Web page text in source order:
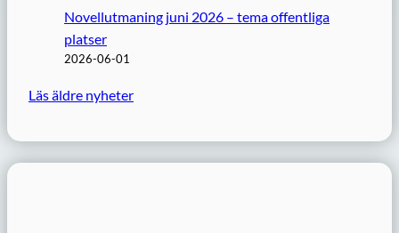
Novellutmaning juni 2026 – tema offentliga
platser
2026-06-01
Läs äldre nyheter